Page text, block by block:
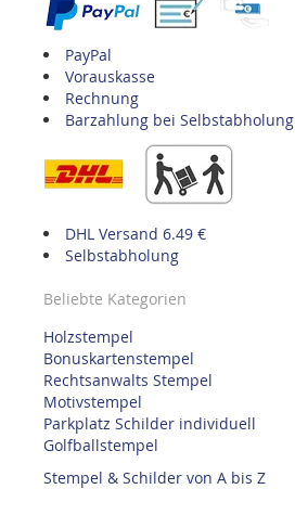
PayPal
Vorauskasse
Rechnung
Barzahlung bei Selbstabholung
DHL Versand 6.49 €
Selbstabholung
Beliebte Kategorien
Holzstempel
Bonuskartenstempel
Rechtsanwalts Stempel
Motivstempel
Parkplatz Schilder individuell
Golfballstempel
Stempel & Schilder von A bis Z